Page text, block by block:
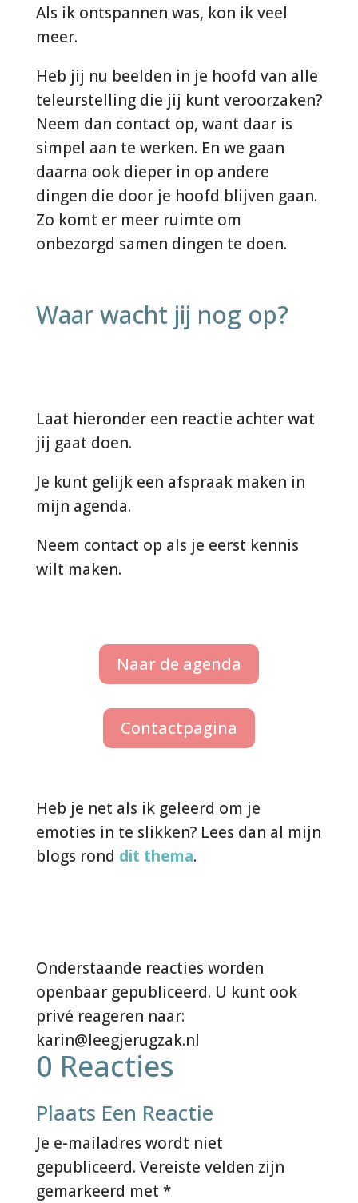
Als ik ontspannen was, kon ik veel
meer.
Heb jij nu beelden in je hoofd van alle
teleurstelling die jij kunt veroorzaken?
Neem dan contact op, want daar is
simpel aan te werken. En we gaan
daarna ook dieper in op andere
dingen die door je hoofd blijven gaan.
Zo komt er meer ruimte om
onbezorgd samen dingen te doen.
Waar wacht jij nog op?
Laat hieronder een reactie achter wat
jij gaat doen.
Je kunt gelijk een afspraak maken in
mijn agenda.
Neem contact op als je eerst kennis
wilt maken.
Naar de agenda
Contactpagina
Heb je net als ik geleerd om je
emoties in te slikken? Lees dan al mijn
blogs rond dit thema.
0 Reacties
Plaats Een Reactie
Je e-mailadres wordt niet
gepubliceerd. Vereiste velden zijn
gemarkeerd met *